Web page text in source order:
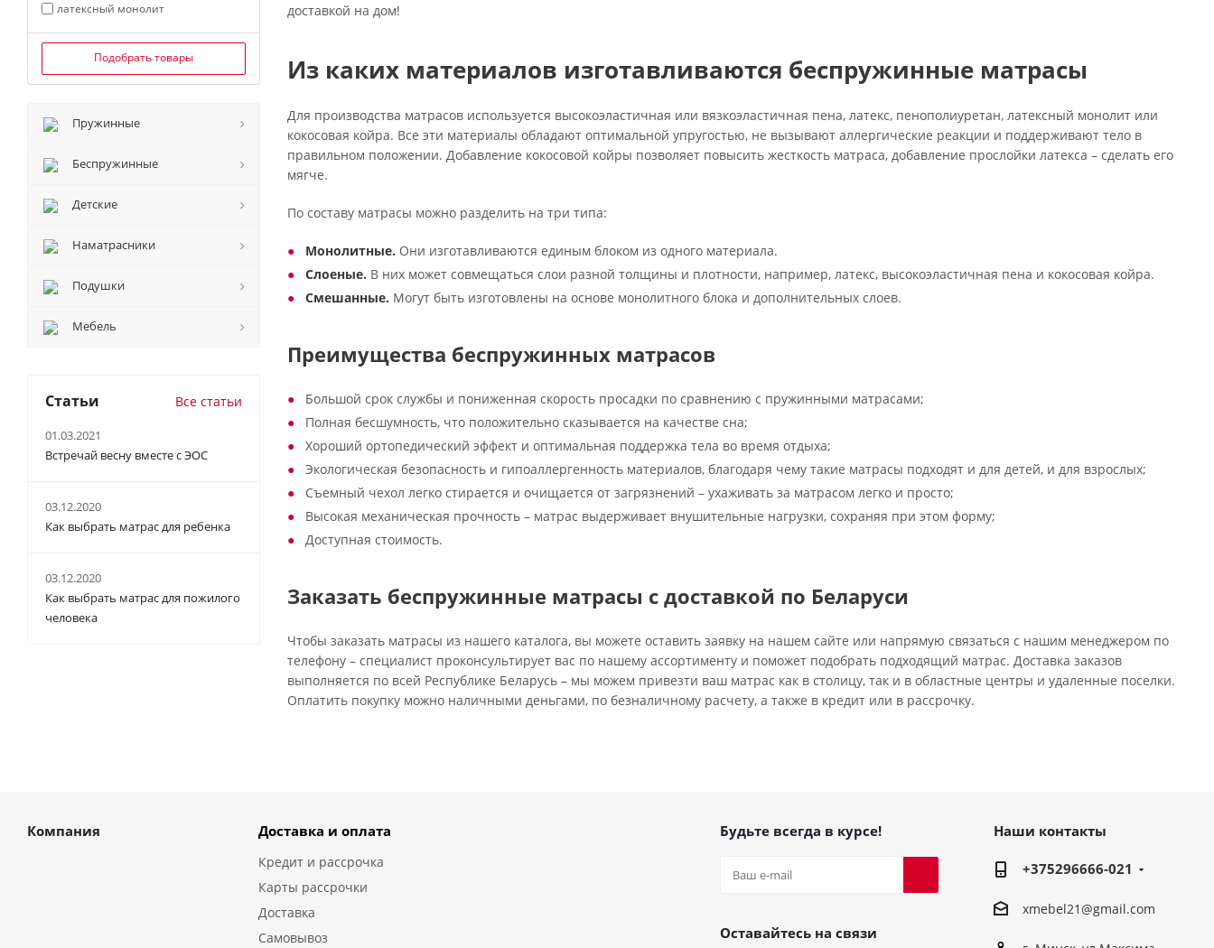
доставкой на дом!
Из каких материалов изготавливаются беспружинные матрасы
Для производства матрасов используется высокоэластичная или вязкоэластичная пена, латекс, пенополиуретан, латексный монолит или
кокосовая койра. Все эти материалы обладают оптимальной упругостью, не вызывают аллергические реакции и поддерживают тело в
правильном положении. Добавление кокосовой койры позволяет повысить жесткость матраса, добавление прослойки латекса – сделать его
мягче.
По составу матрасы можно разделить на три типа:
Монолитные. Они изготавливаются единым блоком из одного материала.
Слоеные. В них может совмещаться слои разной толщины и плотности, например, латекс, высокоэластичная пена и кокосовая койра.
Смешанные. Могут быть изготовлены на основе монолитного блока и дополнительных слоев.
Преимущества беспружинных матрасов
Большой срок службы и пониженная скорость просадки по сравнению с пружинными матрасами;
Полная бесшумность, что положительно сказывается на качестве сна;
Хороший ортопедический эффект и оптимальная поддержка тела во время отдыха;
Экологическая безопасность и гипоаллергенность материалов, благодаря чему такие матрасы подходят и для детей, и для взрослых;
Съемный чехол легко стирается и очищается от загрязнений – ухаживать за матрасом легко и просто;
Высокая механическая прочность – матрас выдерживает внушительные нагрузки, сохраняя при этом форму;
Доступная стоимость.
Заказать беспружинные матрасы с доставкой по Беларуси
Чтобы заказать матрасы из нашего каталога, вы можете оставить заявку на нашем сайте или напрямую связаться с нашим менеджером по
телефону – специалист проконсультирует вас по нашему ассортименту и поможет подобрать подходящий матрас. Доставка заказов
выполняется по всей Республике Беларусь – мы можем привезти ваш матрас как в столицу, так и в областные центры и удаленные поселки.
Оплатить покупку можно наличными деньгами, по безналичному расчету, а также в кредит или в рассрочку.
латексный монолит
Подобрать товары
Пружинные
Беспружинные
Детские
Наматрасники
Подушки
Мебель
Статьи Все статьи
01.03.2021
Встречай весну вместе с ЭОС
03.12.2020
Как выбрать матрас для ребенка
03.12.2020
Как выбрать матрас для пожилого
человека
Компания Доставка и оплата
Кредит и рассрочка
Карты рассрочки
Доставка
Самовывоз
Будьте всегда в курсе!
Оставайтесь на связи
Наши контакты
+375296666-021
xmebel21@gmail.com